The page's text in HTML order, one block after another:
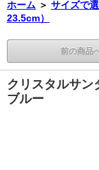
ホーム ＞ サイズで
23.5cm）
前の商品
クリスタルサ
ブルー